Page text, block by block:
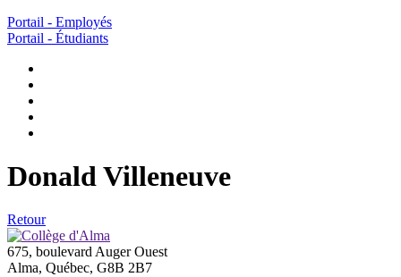
Portail - Employés
Portail - Étudiants
Donald Villeneuve
Retour
675, boulevard Auger Ouest
Alma, Québec, G8B 2B7